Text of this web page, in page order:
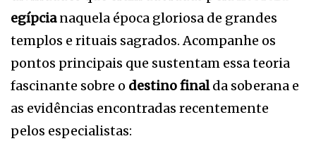
egípcianaquela época gloriosa de grandes
templos e rituais sagrados. Acompanhe os
pontos principais que sustentam essa teoria
fascinante sobre o destino finalda soberana e
as evidências encontradas recentemente
pelos especialistas: